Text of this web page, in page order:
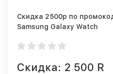
Скидка 2500р по
Samsung Galaxy Watch
Скидка: 2 500 R